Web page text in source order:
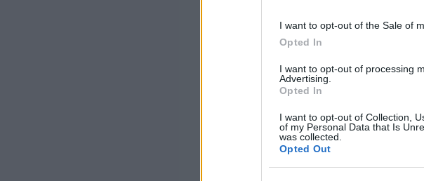
I want to opt-out of the Sale of
Opted In
I want to opt-out of processing
Advertising.
Opted In
I want to opt-out of Collection,
of my Personal Data that Is
was collected.
Opted Out